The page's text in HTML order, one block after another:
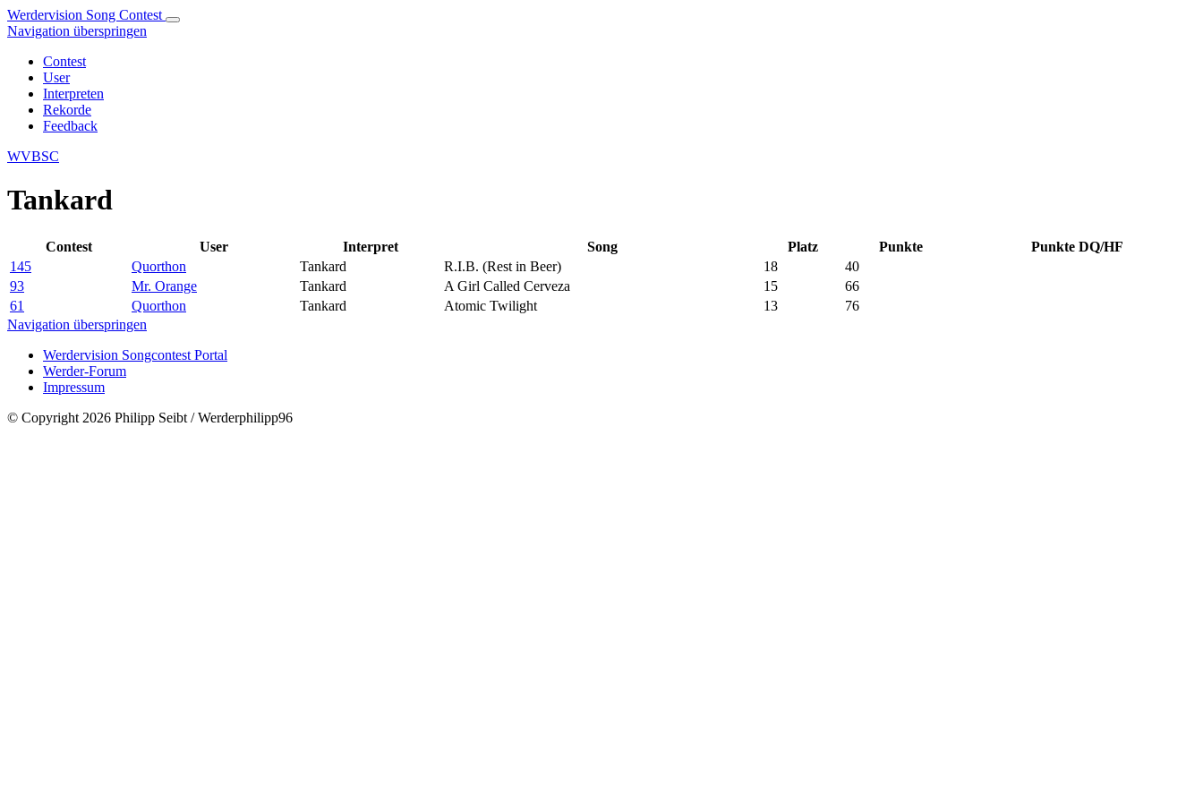
Werdervision Song Contest
Navigation überspringen
Contest
User
Interpreten
Rekorde
Feedback
WVBSC
Tankard
Contest User Interpret Song Platz Punkte
Punkte DQ/HF
145
Quorthon Tankard R.I.B. (Rest in Beer) 18
40
93
Mr. Orange Tankard A Girl Called Cerveza 15
66
61
Quorthon Tankard Atomic Twilight 13
76
Navigation überspringen
Werdervision Songcontest Portal
Werder-Forum
Impressum
© Copyright 2026 Philipp Seibt / Werderphilipp96